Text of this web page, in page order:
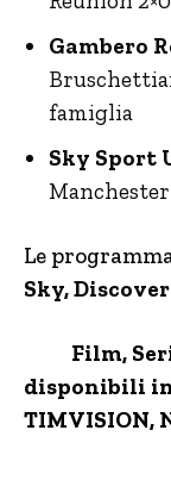
Gambero
famiglia
Sky Sport
Le
Sky,
Film,
disponibili
TIMVISION,